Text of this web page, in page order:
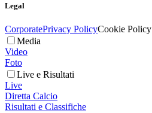
Legal
CorporatePrivacy PolicyCookie Policy
Media
Video
Foto
Live e Risultati
Live
Diretta Calcio
Risultati e Classifiche